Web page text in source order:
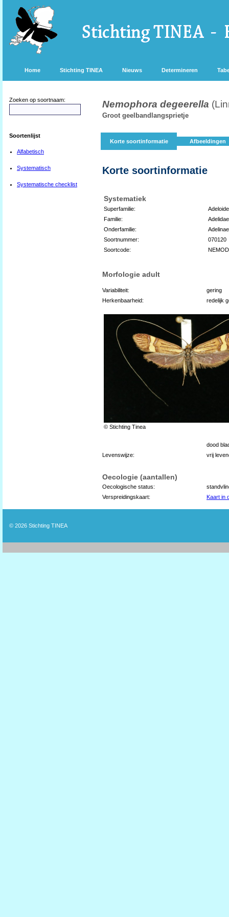
Home Stichting TINEA Nieuws Determineren
Zoeken op soortnaam:
Soortenlijst
Alfabetisch
Systematisch
Systematische checklist
Nemophora degeerella
Groot geelbandlangsprietje
Korte soortinformatie Afbeeldingen
Korte soortinformatie
Systematiek
Superfamilie:
Familie:
Adelidae
Onderfamilie:
Adelinae
Soortnummer:
070120
Soortcode:
Morfologie adult
Variabiliteit:
gering
Herkenbaarheid:
redelijk
© Stichting Tinea
dood
Levenswijze:
vrij
Oecologie (aantallen)
Oecologische status:
Verspreidingskaart:
Kaart in
© 2026 Stichting TINEA